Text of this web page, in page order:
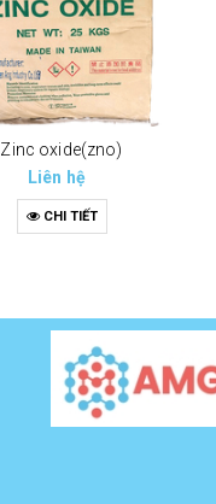
Zinc oxide(zno)
Liên hệ
CHI TIẾT